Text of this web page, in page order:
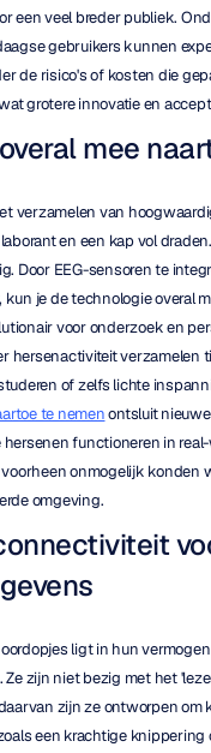
een veel breder publiek.
gebruikers kunnen
de risico's of kosten die
grotere innovatie en
mee
verzamelen van
en een kap vol
Door EEG-sensoren te
je de technologie overal
voor onderzoek en
hersenactiviteit verzamelen
of zelfs lichte
te nemen ontsluit
functioneren in
onmogelijk konden
omgeving.
ligt in hun
Ze zijn niet bezig met het
zijn ze ontworpen om
een krachtige